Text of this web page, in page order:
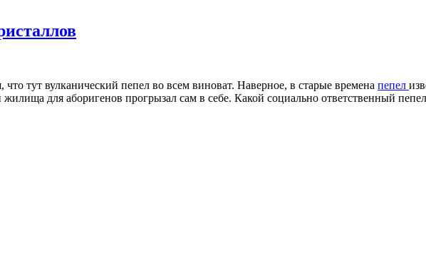
тут вулканический пепел во всем виноват. Наверное, в старые времена пепел
для аборигенов прогрызал сам в себе. Какой социально ответственный